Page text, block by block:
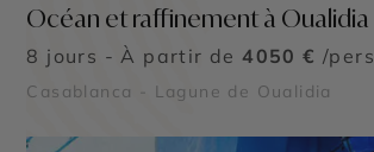
Océan et raffinement à Oualidia
8 jours - À partir de 4050 € /pers
Casablanca - Lagune de Oualidia